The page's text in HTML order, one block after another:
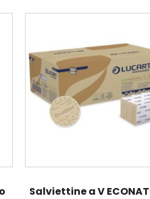
Salviettine a V